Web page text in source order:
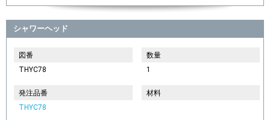
シャワーヘッド
図番
THYC78
数量
1
発注品番
THYC78
材料